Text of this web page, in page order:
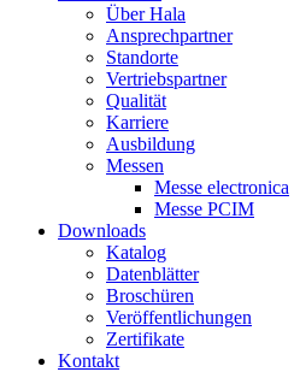
Über Hala
Ansprechpartner
Standorte
Vertriebspartner
Qualität
Karriere
Ausbildung
Messen
Messe electronica
Messe PCIM
Downloads
Katalog
Datenblätter
Broschüren
Veröffentlichungen
Zertifikate
Kontakt